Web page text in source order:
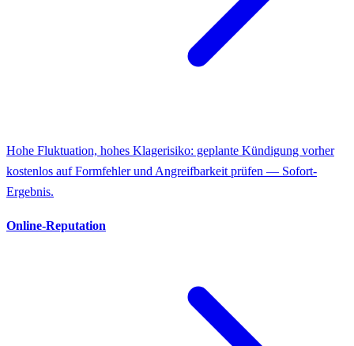
Hohe Fluktuation, hohes Klagerisiko: geplante Kündigung vorher
kostenlos auf Formfehler und Angreifbarkeit prüfen — Sofort-
Ergebnis.
Online-Reputation